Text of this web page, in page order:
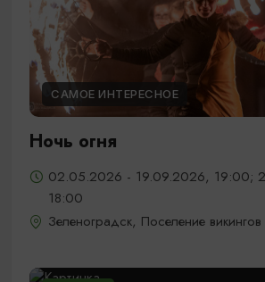
САМОЕ ИНТЕРЕСНОЕ
Ночь огня
02.05.2026 - 19.09.2026, 19:00;
18:00
Зеленоградск, Поселение